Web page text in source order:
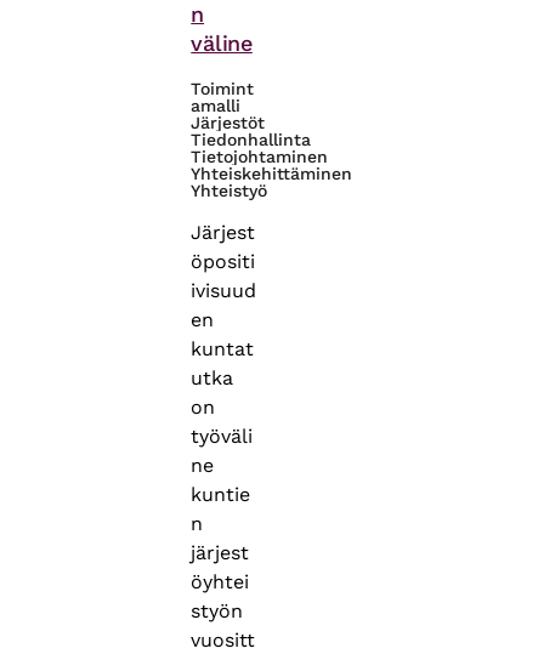
n
väline
Toimint
amalli
Järjestöt
Tiedonhallinta
Tietojohtaminen
Yhteiskehittäminen
Yhteistyö
Järjest
öpositi
ivisuud
en
kuntat
utka
on
työväli
ne
kuntie
n
järjest
öyhtei
styön
vuositt